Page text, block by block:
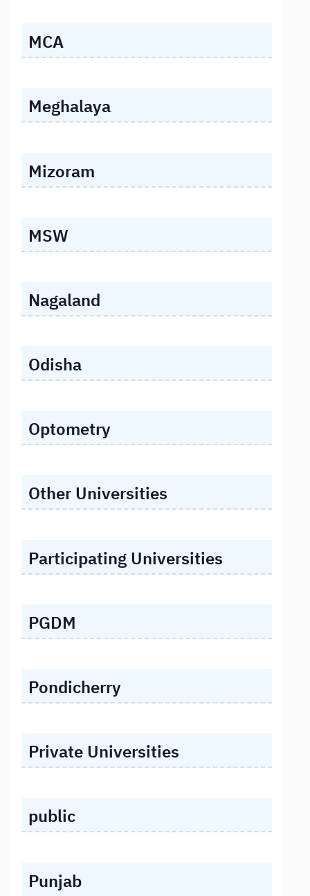
MCA
Meghalaya
Mizoram
MSW
Nagaland
Odisha
Optometry
Other Universities
Participating Universities
PGDM
Pondicherry
Private Universities
public
Punjab